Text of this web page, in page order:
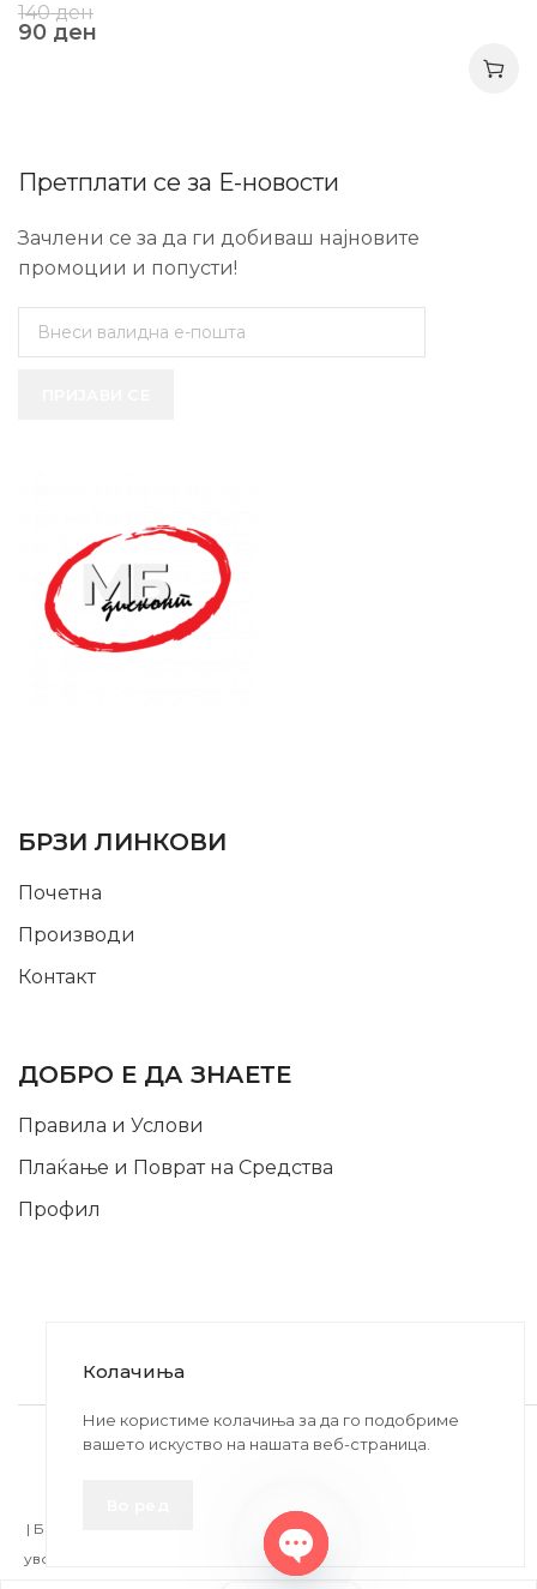
140ден
90 ден
Претплати се за Е-новости
Зачлени се за да ги добиваш најновите
промоции и попусти!
БРЗИ ЛИНКОВИ
Почетна
Производи
Контакт
ДОБРО Е ДА ЗНАЕТЕ
Правила и Услови
Плаќање и Поврат на Средства
Профил
2020-2024 © MB DISKONT. Изработено од
БРАМИТ ДООЕЛ
| БРАЌА МИНКОВИ 57, 2400 СТРУМИЦА | ДПТУ
увоз-извоз Струмица Д.Б.: MK4027005146330 | ЕМБС: 6030530 |
Колачиња
Ние користиме колачиња за да го подобриме
вашето искуство на нашата веб-страница.
Open